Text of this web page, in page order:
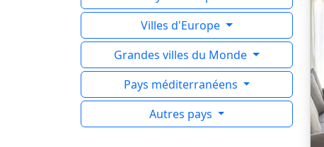
Villes d'Europe
Grandes villes du Monde
Pays méditerranéens
Autres pays